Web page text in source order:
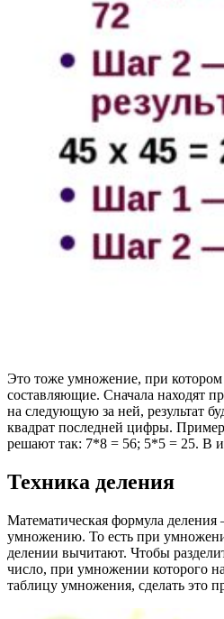
Это тоже умножение, при
составляющие. Сначала находят
на следующую за ней, результат
квадрат последней цифры.
решают так: 7*8 = 56; 5*5 = 25. В
Техника деления
Математическая формула деления
умножению. То есть при
делении вычитают. Чтобы
число, при умножении которого
таблицу умножения, сделать это